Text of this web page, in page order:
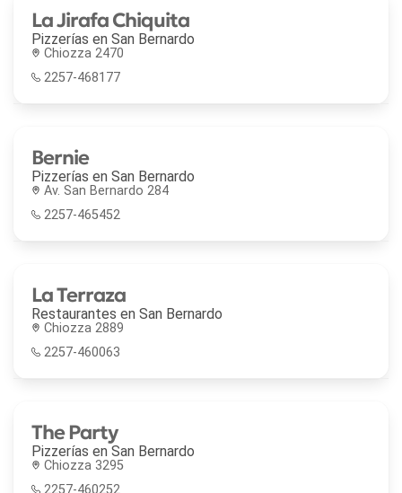
La Jirafa Chiquita
Pizzerías en San Bernardo
Chiozza 2470
2257-468177
Bernie
Pizzerías en San Bernardo
Av. San Bernardo 284
2257-465452
La Terraza
Restaurantes en San Bernardo
Chiozza 2889
2257-460063
The Party
Pizzerías en San Bernardo
Chiozza 3295
2257-460252